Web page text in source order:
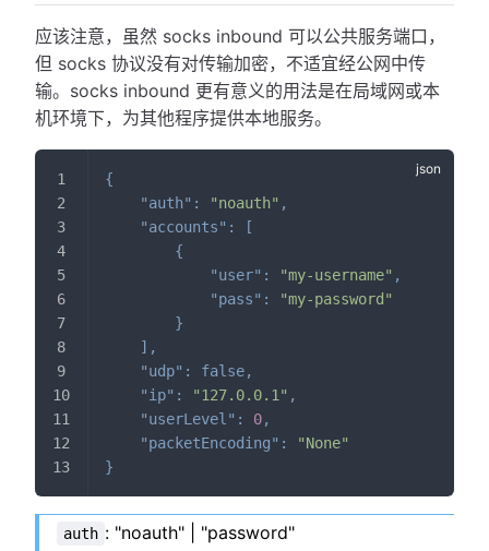
应该注意，虽然 socks inbound 可以公共服务端口，
但 socks 协议没有对传输加密，不适宜经公网中传
输。socks inbound 更有意义的用法是在局域网或本
机环境下，为其他程序提供本地服务。
{
"auth" : "noauth" ,
"accounts" :
[
{
"user" : "my-username" ,
"pass" :
"my-password"
}
] ,
"udp" : false,
"ip" : "127.0.0.1" ,
"userLevel" : 0,
"packetEncoding" :
"None"
}
auth : "noauth" | "password"